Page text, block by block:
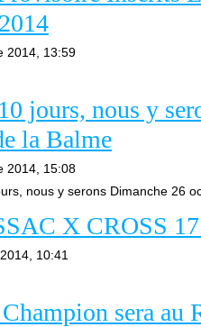
2014, 13:59
jours, nous y
la Balme
2014, 15:08
nous y serons Dimanche 26
X CROSS
10:41
sera au